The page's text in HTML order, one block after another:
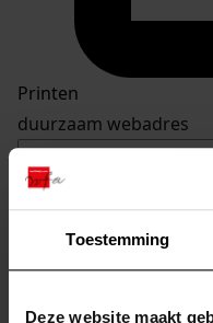
Toestemming
Deze website maakt
Printen
duurzaam webadres
Inventaris